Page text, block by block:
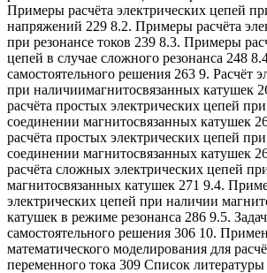
Примеры расчёта электрических цепей
напряжений 229 8.2. Примеры расчёта
при резонансе токов 239 8.3. Примеры
цепей в случае сложного резонанса 248
самостоятельного решения 263 9. Расчёт
при наличиимагнитосвязанных катушек
расчёта простых электрических цепей
соединении магнитосвязанных катушек
расчёта простых электрических цепей
соединении магнитосвязанных катушек
расчёта сложных электрических цепей
магнитосвязанных катушек 271 9.4.
электрических цепей при наличии
катушек в режиме резонанса 286 9.5.
самостоятельного решения 306 10.
математического моделирования для
переменного тока 309 Список литературы